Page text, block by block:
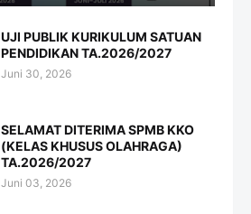
UJI PUBLIK KURIKULUM SATUAN
PENDIDIKAN TA.2026/2027
Juni 30, 2026
SELAMAT DITERIMA SPMB KKO
(KELAS KHUSUS OLAHRAGA)
TA.2026/2027
Juni 03, 2026